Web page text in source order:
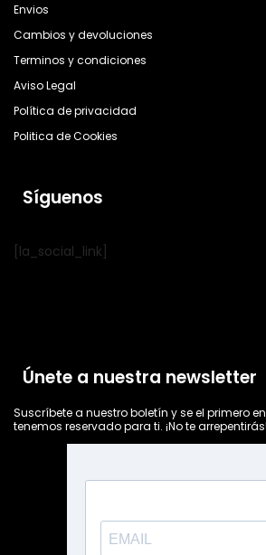
Envios
Cambios y devoluciones
Terminos y condiciones
Aviso Legal
Política de privacidad
Politica de Cookies
Síguenos
[la_social_link]
Únete a nuestra newsletter
Suscríbete a nuestro boletín y se el primero
tenemos reservado para ti. ¡No te arrepentirás!